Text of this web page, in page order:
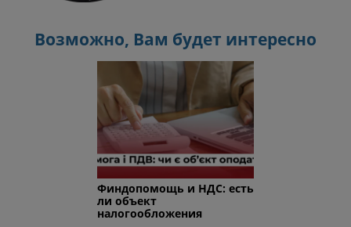
Возможно, Вам будет интересно
Финдопомощь и НДС: есть
ли объект
налогообложения